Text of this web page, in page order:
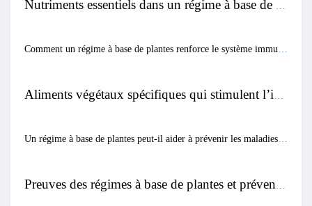
Nutriments essentiels dans un régime à base de plantes pour la santé immunitaire
Comment un régime à base de plantes renforce le système immunitaire
Aliments végétaux spécifiques qui stimulent l’immunité
Un régime à base de plantes peut-il aider à prévenir les maladies chroniques ?
Preuves des régimes à base de plantes et prévention des maladies